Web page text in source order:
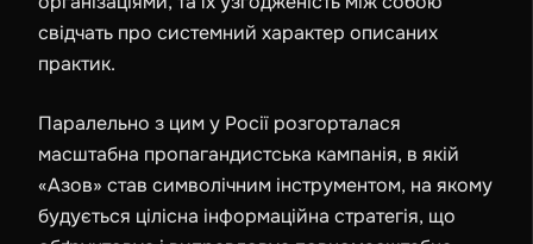
свідчать про системний характер описаних
практик.
Паралельно з цим у Росії розгорталася
масштабна пропагандистська кампанія, в якій
«Азов» став символічним інструментом, на якому
будується цілісна інформаційна стратегія, що